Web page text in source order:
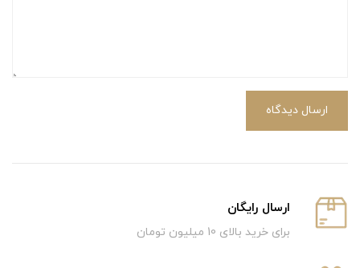
ارسال دیدگاه
ارسال رایگان
برای خرید بالای 10 میلیون تومان